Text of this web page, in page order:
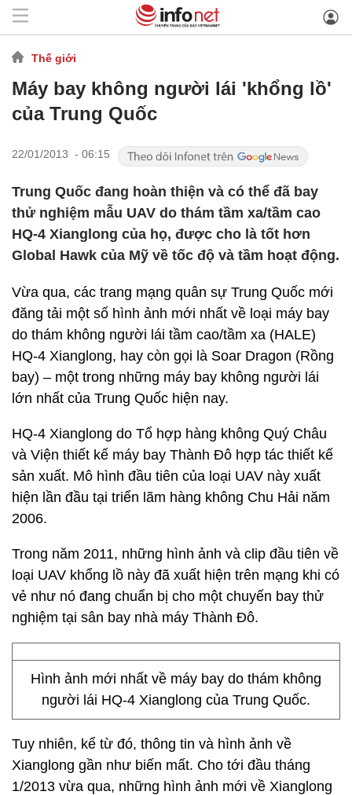
Thế giới
Máy bay không người lái 'khổng lồ'
của Trung Quốc
22/01/2013 - 06:15
Trung Quốc đang hoàn thiện và có thể đã bay
thử nghiệm mẫu UAV do thám tầm xa/tầm cao
HQ-4 Xianglong của họ, được cho là tốt hơn
Global Hawk của Mỹ về tốc độ và tầm hoạt động.
Vừa qua, các trang mạng quân sự Trung Quốc mới
đăng tải một số hình ảnh mới nhất về loại máy bay
do thám không người lái tầm cao/tầm xa (HALE)
HQ-4 Xianglong, hay còn gọi là Soar Dragon (Rồng
bay) – một trong những máy bay không người lái
lớn nhất của Trung Quốc hiện nay.
HQ-4 Xianglong do Tổ hợp hàng không Quý Châu
và Viện thiết kế máy bay Thành Đô hợp tác thiết kế
sản xuất. Mô hình đầu tiên của loại UAV này xuất
hiện lần đầu tại triển lãm hàng không Chu Hải năm
2006.
Trong năm 2011, những hình ảnh và clip đầu tiên về
loại UAV khổng lồ này đã xuất hiện trên mạng khi có
vẻ như nó đang chuẩn bị cho một chuyến bay thử
nghiệm tại sân bay nhà máy Thành Đô.
Hình ảnh mới nhất về máy bay do thám không
người lái HQ-4 Xianglong của Trung Quốc.
Tuy nhiên, kể từ đó, thông tin và hình ảnh về
Xianglong gần như biến mất. Cho tới đầu tháng
1/2013 vừa qua, những hình ảnh mới về Xianglong